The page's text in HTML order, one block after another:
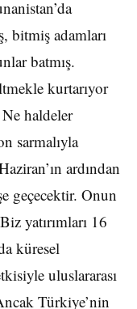
bitmiş adamları
batmış.
kurtarıyor
haldeler
sarmalıyla
ardından
geçecektir. Onun
yatırımları 16
küresel
uluslararası
Türkiye’nin